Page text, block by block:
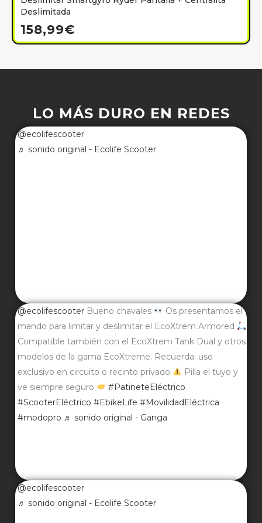
Deslimitada
158,99€
LO MÁS DURO EN REDES
@ecolifescooter
♬ sonido original - Ecolife Scooter
@ecolifescooter Bueno chavales
Os presentamos el
mando para limitar y deslimitar el EcoXtrem Armored
Compatible también con el EcoXtrem Tank Dual y otros
modelos de la gama EcoXtreme. Recuerda: uso
exclusivo en circuito o recinto privado
Pilla el tuyo y
ve siempre seguro
#PatineteEléctrico
#ScooterEléctrico #EbikeLife #MovilidadEléctrica
#modopro ♬ sonido original - Ganga
@ecolifescooter
♬ sonido original - Ecolife Scooter